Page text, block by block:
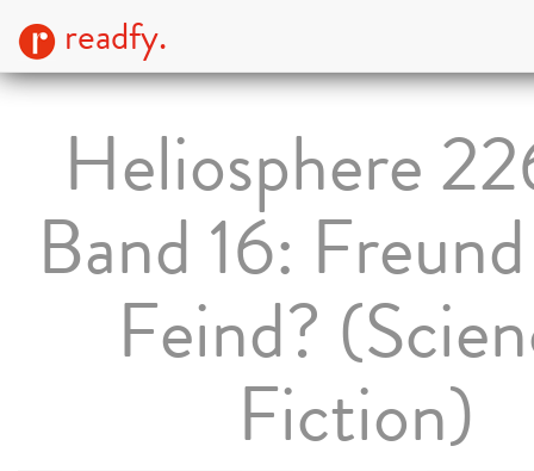
readfy.
Heliosphere
Band 16:
Feind?
Fiction)